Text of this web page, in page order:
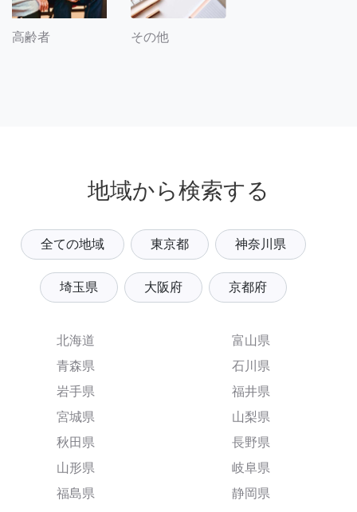
高齢者 その他
地域から検索する
全ての地域 東京都 神奈川県
埼玉県 大阪府 京都府
北海道
青森県
岩手県
宮城県
秋田県
山形県
福島県
富山県
石川県
福井県
山梨県
長野県
岐阜県
静岡県